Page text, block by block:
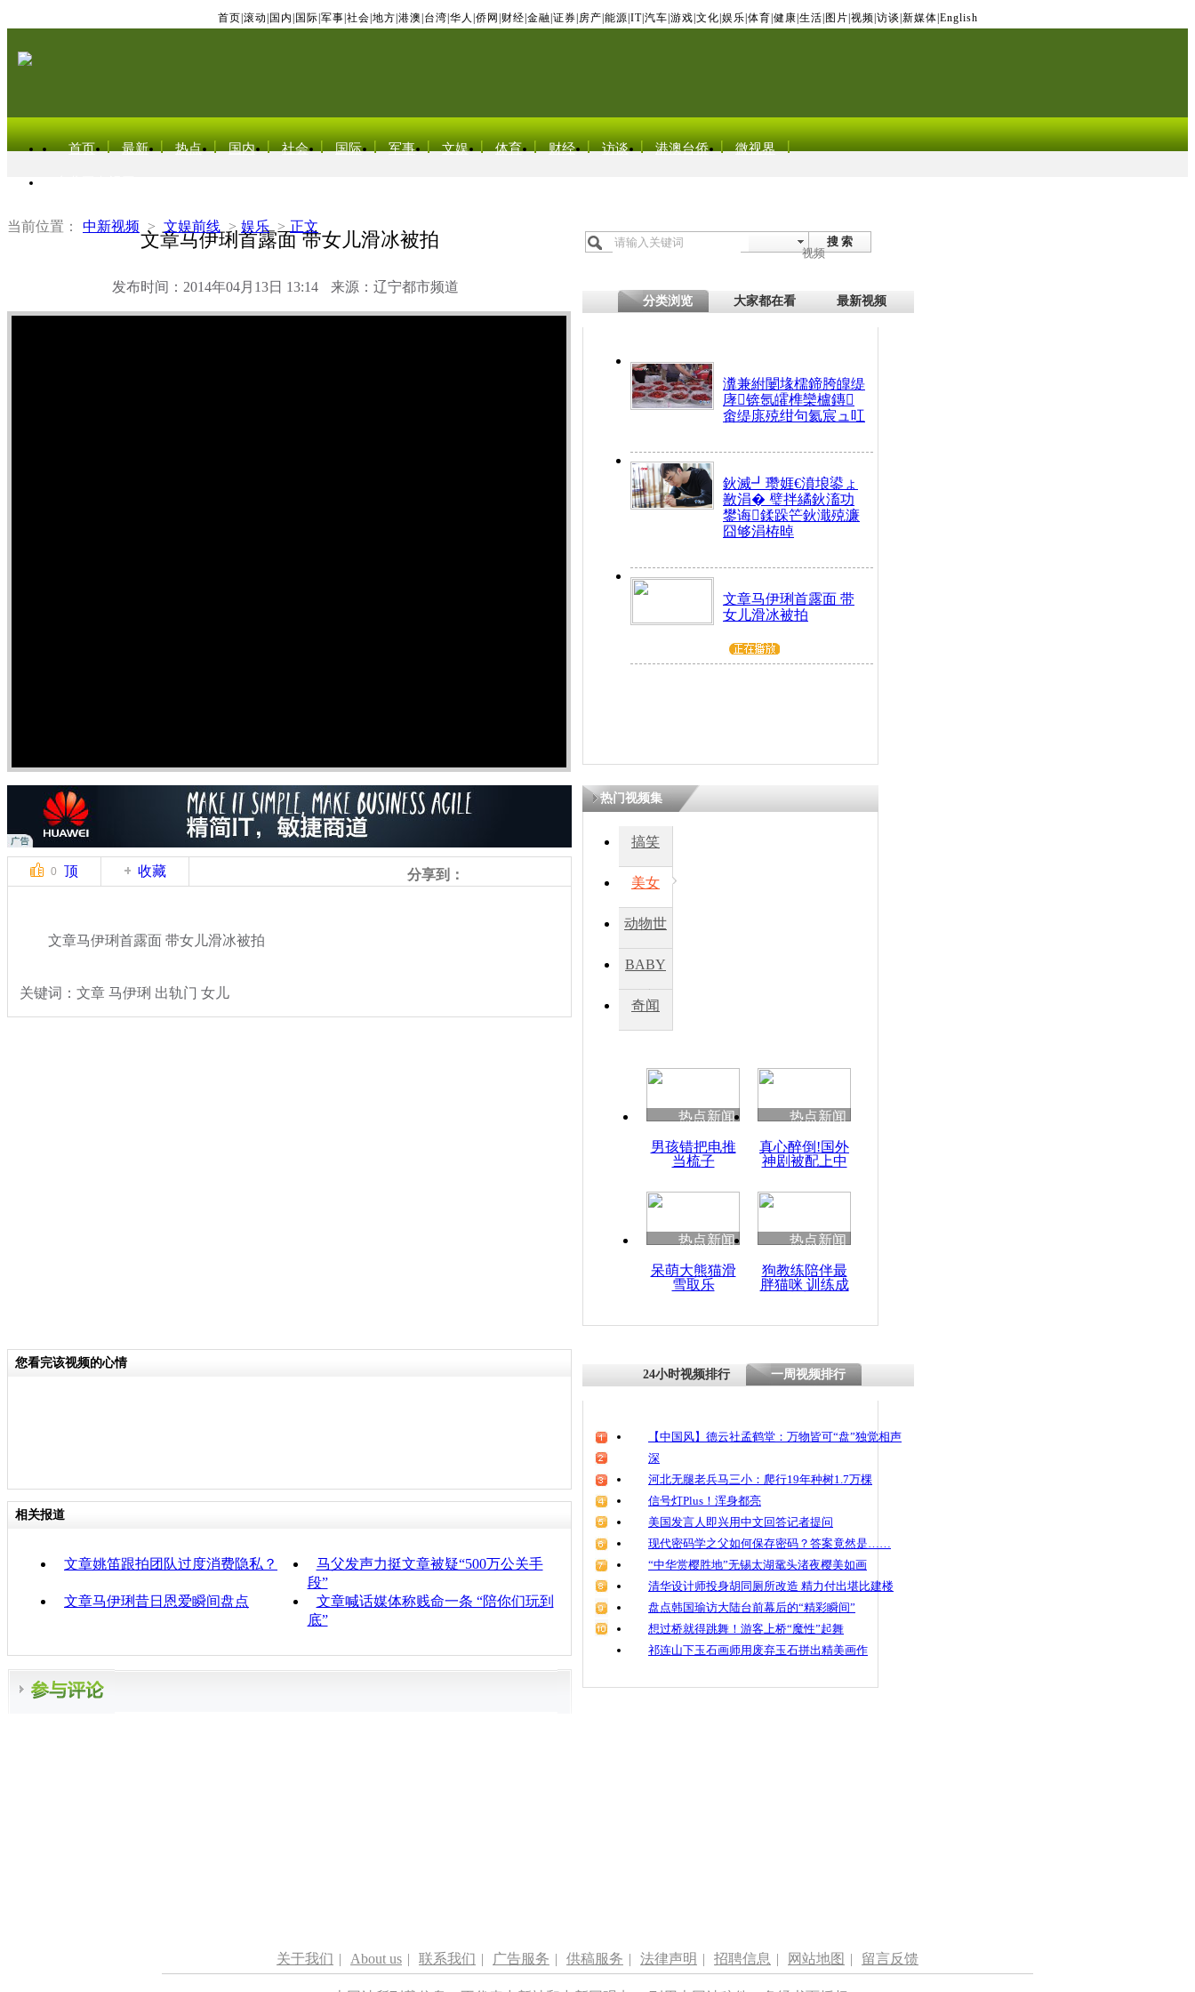
首页 滚动 国内 国际 军事 社会 地方 港澳 台湾 华人 侨网 财经 金融 证券 房产 能源 IT| 汽车 游戏 文化 娱乐 体育 健康 生活 图片 视频 访谈 新媒体 English
首页 最新 热点 国内 社会 国际 军事 文娱 体育 财经 访谈 港澳台侨 微视界
当前位置： 中新视频 > 文娱前线 > 娱乐 > 正文
文章马伊琍首露面 带女儿滑冰被拍
发布时间：2014年04月13日 13:14 来源：辽宁都市频道
搜 索
视频
分类浏览 大家都在看 最新视频
瀵兼紨闄堟檽鍗胯皥缇
庨锛氬皬榫欒櫨鏄
畬缇庣殑绀句氦宸ュ叿
鈥滅┛瓒娾€濆埌鍙ょ
敾涓� 璧拌繘鈥滀功
鐢诲鍒跺笀鈥濈殑濂
囧够涓栫晫
文章马伊琍首露面 带
女儿滑冰被拍
0 顶 收藏 分享到：
文章马伊琍首露面 带女儿滑冰被拍
关键词：文章 马伊琍 出轨门 女儿
热门视频集
搞笑
美女
动物世
BABY
秀
奇闻
热点新闻
男孩错把电推
当梳子
热点新闻
真心醉倒!国外
神剧被配上中
热点新闻
呆萌大熊猫滑
雪取乐
热点新闻
狗教练陪伴最
胖猫咪 训练成
您看完该视频的心情
相关报道
文章姚笛跟拍团队过度消费隐私？
马父发声力挺文章被疑“500万公关手
段”
文章马伊琍昔日恩爱瞬间盘点
文章喊话媒体称贱命一条 “陪你们玩到
底”
24小时视频排行 一周视频排行
【中国风】德云社孟鹤堂：万物皆可“盘”独觉相声
深
河北无腿老兵马三小：爬行19年种树1.7万棵
信号灯Plus！浑身都亮
美国发言人即兴用中文回答记者提问
现代密码学之父如何保存密码？答案竟然是……
“中华赏樱胜地”无锡太湖鼋头渚夜樱美如画
清华设计师投身胡同厕所改造 精力付出堪比建楼
盘点韩国瑜访大陆台前幕后的“精彩瞬间”
想过桥就得跳舞！游客上桥“魔性”起舞
祁连山下玉石画师用废弃玉石拼出精美画作
关于我们 | About us | 联系我们 | 广告服务 | 供稿服务 | 法律声明 | 招聘信息 | 网站地图 | 留言反馈